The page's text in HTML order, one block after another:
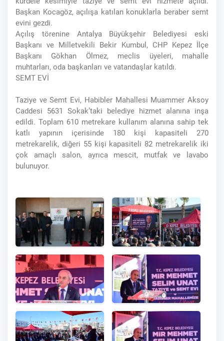
Başkan Kocagöz, açılışa katılan konuklarla beraber semt
evini gezdi.
Açılış törenine Antalya Büyükşehir Belediyesi eski
Başkanı ve Milletvekili Bekir Kumbul, CHP Kepez İlçe
Başkanı Gökhan Ölmez, meclis üyeleri, mahalle
muhtarları, oda başkanları ve vatandaşlar katıldı.
SEMT EVİ
Taziye ve Semt Evi, Habibler Mahallesi Muammer Aksoy
Caddesi 5631 Sokak’taki belediye hizmet alanına inşa
edildi. Toplam 610 metrekare kullanım alanına sahip tek
katlı yapının içerisinde 180 kişi kapasiteli 270
metrekarelik, diğeri 55 kişi kapasiteli 82 metrekarelik iki
çok amaçlı salon, ayrıca mescit, mutfak ve lavabo
bulunuyor.